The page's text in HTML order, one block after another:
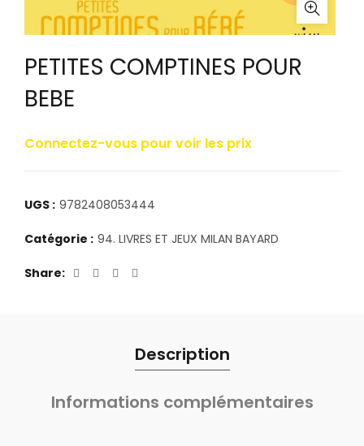
PETITES COMPTINES POUR
BEBE
Connectez-vous pour voir les prix
UGS : 9782408053444
Catégorie : 94. LIVRES ET JEUX MILAN BAYARD
Share
Description
Informations complémentaires